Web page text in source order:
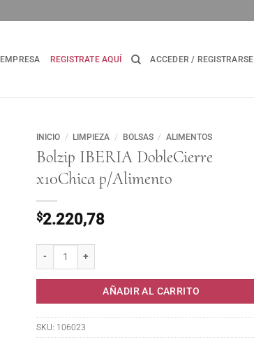
EMPRESA REGISTRATE AQUÍ ACCEDER / REGISTRARSE
INICIO / LIMPIEZA / BOLSAS / ALIMENTOS
Bolzip IBERIA DobleCierre
x10Chica p/Alimento
$2.220,78
AÑADIR AL CARRITO
SKU: 106023